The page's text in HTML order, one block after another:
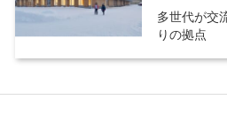
多世代が交
りの拠点